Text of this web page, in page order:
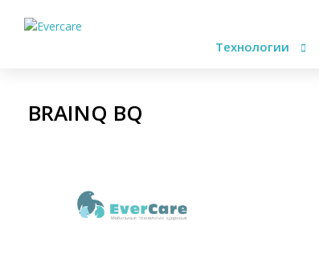
Технологии
BRAINQ BQ